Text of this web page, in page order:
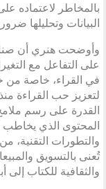
بالمخاطر لاعتماده
البيانات وتحليلها
وأوضحت هنري أن
على التفاعل مع
في القراء، خاصة من
لتعزيز حب القراءة
القدرة على رسم
المحتوى الذي يخاطب
والتطورات التقنية،
تُعنى بالتسويق
والثقافية للكتاب إلى